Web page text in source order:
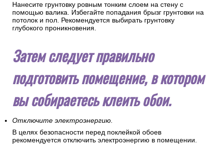
Нанесите грунтовку ровным тонким слоем на стену с
помощью валика. Избегайте попадания брызг грунтовки на
потолок и пол. Рекомендуется выбирать грунтовку
глубокого проникновения.
Затем следует правильно
подготовить помещение, в котором
вы собираетесь клеить обои.
Отключите электроэнергию.
В целях безопасности перед поклейкой обоев
рекомендуется отключить электроэнергию в помещении.